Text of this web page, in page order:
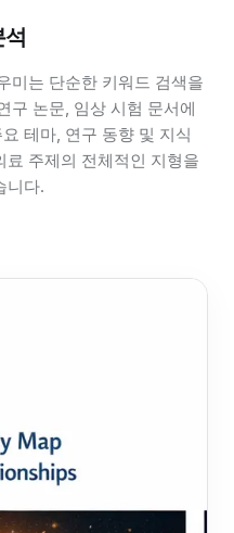
미는 단순한 키워드 검색을
구 논문, 임상 시험 문서에
테마, 연구 동향 및 지식
주제의 전체적인 지형을
니다.